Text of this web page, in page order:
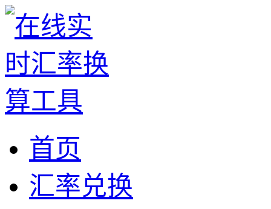
首页
汇率兑换